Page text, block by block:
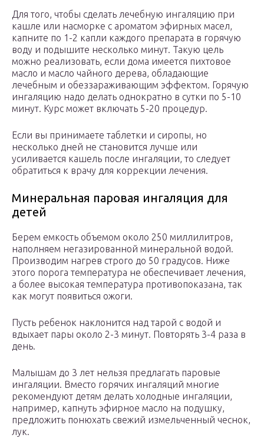
Для того, чтобы сделать лечебную ингаляцию при
кашле или насморке с ароматом эфирных масел,
капните по 1-2 капли каждого препарата в горячую
воду и подышите несколько минут. Такую цель
можно реализовать, если дома имеется пихтовое
масло и масло чайного дерева, обладающие
лечебным и обеззараживающим эффектом. Горячую
ингаляцию надо делать однократно в сутки по 5-10
минут. Курс может включать 5-20 процедур.
Если вы принимаете таблетки и сиропы, но
несколько дней не становится лучше или
усиливается кашель после ингаляции, то следует
обратиться к врачу для коррекции лечения.
Минеральная паровая ингаляция для
детей
Берем емкость объемом около 250 миллилитров,
наполняем негазированной минеральной водой.
Производим нагрев строго до 50 градусов. Ниже
этого порога температура не обеспечивает лечения,
а более высокая температура противопоказана, так
как могут появиться ожоги.
Пусть ребенок наклонится над тарой с водой и
вдыхает пары около 2-3 минут. Повторять 3-4 раза в
день.
Малышам до 3 лет нельзя предлагать паровые
ингаляции. Вместо горячих ингаляций многие
рекомендуют детям делать холодные ингаляции,
например, капнуть эфирное масло на подушку,
предложить понюхать свежий измельченный чеснок,
лук.